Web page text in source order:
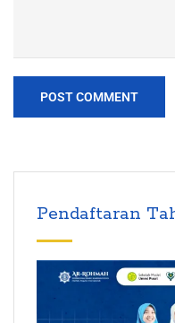
Pendaftaran